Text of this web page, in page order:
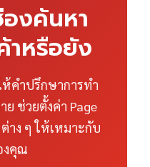
งค้นหา
าหรือยัง
คำปรึกษาการทำ
ย ช่วยตั้งค่า Page
าง ๆ ให้เหมาะกับ
งคุณ